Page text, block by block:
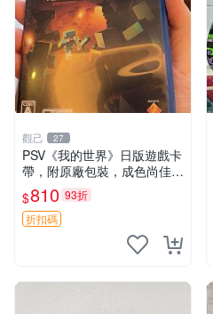
觀己 27
PSV《我的世界》日版遊戲卡
帶，附原廠包裝，成色尚佳，
功能完好，嚴選推薦給喜愛冒
險的玩家，同城交易，無退無
換 我的世界 PS4 游戲 卡帶
$810 93折
折扣碼